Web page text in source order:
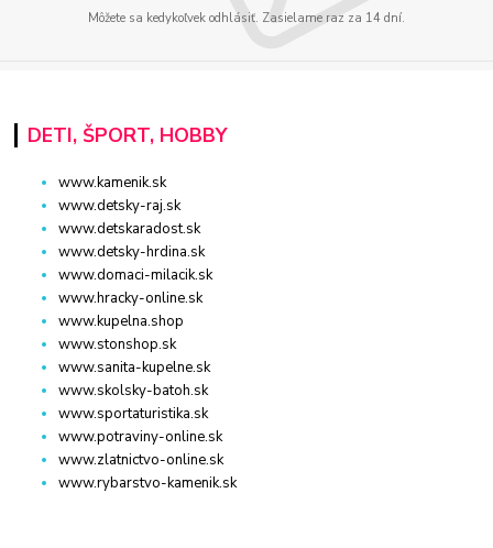
Môžete sa kedykoľvek odhlásiť. Zasielame raz za 14 dní.
DETI, ŠPORT, HOBBY
www.kamenik.sk
www.detsky-raj.sk
www.detskaradost.sk
www.detsky-hrdina.sk
www.domaci-milacik.sk
www.hracky-online.sk
www.kupelna.shop
www.stonshop.sk
www.sanita-kupelne.sk
www.skolsky-batoh.sk
www.sportaturistika.sk
www.potraviny-online.sk
www.zlatnictvo-online.sk
www.rybarstvo-kamenik.sk